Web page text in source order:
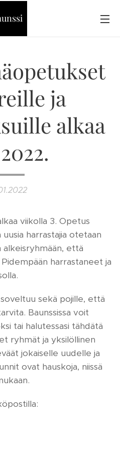
ja
alkaa
viikolla 3. Opetus
harrastajia otetaan
alkeisryhmään, että
harrastaneet ja
sekä pojille, että
Baunssissa voit
tai halutessasi tähdätä
ryhmät ja yksilöllinen
jokaiselle uudelle ja
ovat hauskoja, niissä